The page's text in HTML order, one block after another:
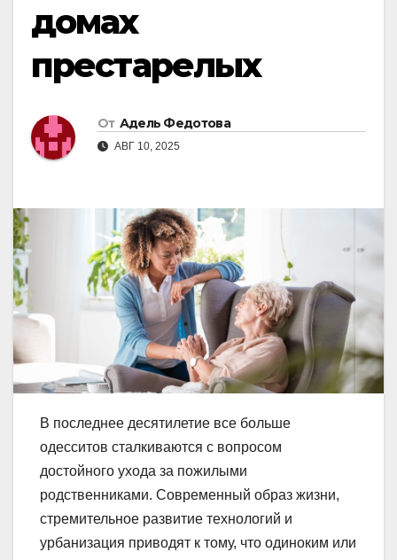
домах
престарелых
От Адель Федотова
АВГ 10, 2025
В последнее десятилетие все больше
одесситов сталкиваются с вопросом
достойного ухода за пожилыми
родственниками. Современный образ жизни,
стремительное развитие технологий и
урбанизация приводят к тому, что одиноким или